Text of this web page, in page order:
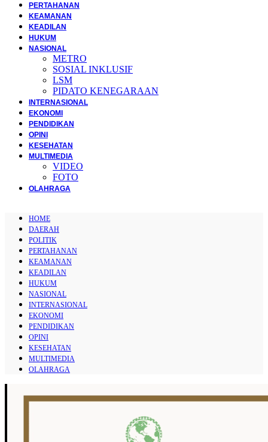
PERTAHANAN
KEAMANAN
KEADILAN
HUKUM
NASIONAL
METRO
SOSIAL INKLUSIF
LSM
PIDATO KENEGARAAN
INTERNASIONAL
EKONOMI
PENDIDIKAN
OPINI
KESEHATAN
MULTIMEDIA
VIDEO
FOTO
OLAHRAGA
HOME
DAERAH
POLITIK
PERTAHANAN
KEAMANAN
KEADILAN
HUKUM
NASIONAL
INTERNASIONAL
EKONOMI
PENDIDIKAN
OPINI
KESEHATAN
MULTIMEDIA
OLAHRAGA